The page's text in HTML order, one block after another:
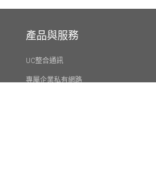
產品與服務
UC整合通訊
專屬企業私有網路